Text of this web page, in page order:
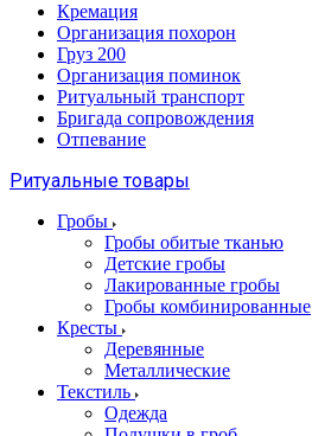
Кремация
Организация похорон
Груз 200
Организация поминок
Ритуальный транспорт
Бригада сопровождения
Отпевание
Ритуальные товары
Гробы
Гробы обитые тканью
Детские гробы
Лакированные гробы
Гробы комбинированные
Кресты
Деревянные
Металлические
Текстиль
Одежда